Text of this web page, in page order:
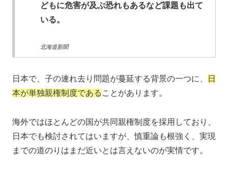
どもに危害が及ぶ恐れもあるなど課題も出て
いる。
北海道新聞
日本で、子の連れ去り問題が蔓延する背景の一つに、
日
本が単独親権制度である ことがあります。
海外ではほとんどの国が共同親権制度を採用しており、
日本でも検討されてはいますが、慎重論も根強く、実現
までの道のりはまだ近いとは言えないのが実情です。